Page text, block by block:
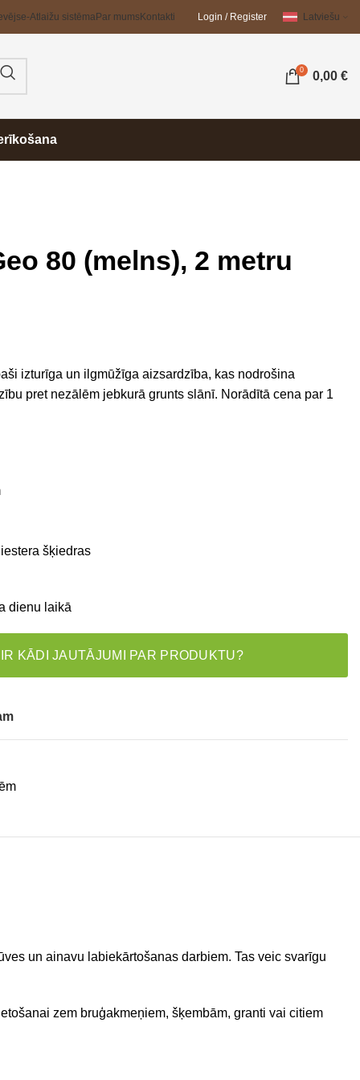
e-Atlaižu sistēmaPar mumsKontakti Login / Register Latviešu
0 0,00 €
80 (melns), 2 metru
izturīga un ilgmūžīga aizsardzība, kas nodrošina
pret nezālēm jebkurā grunts slānī. Norādītā cena par 1
šķiedras
dienu laikā
KĀDI JAUTĀJUMI PAR PRODUKTU?
un ainavu labiekārtošanas darbiem. Tas veic svarīgu
zem bruģakmeņiem, šķembām, granti vai citiem